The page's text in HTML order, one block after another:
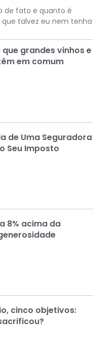
de fato e quanto é
talvez eu nem tenha
grandes vinhos e
em comum
de Uma Seguradora
Seu Imposto
8% acima da
cinco objetivos: